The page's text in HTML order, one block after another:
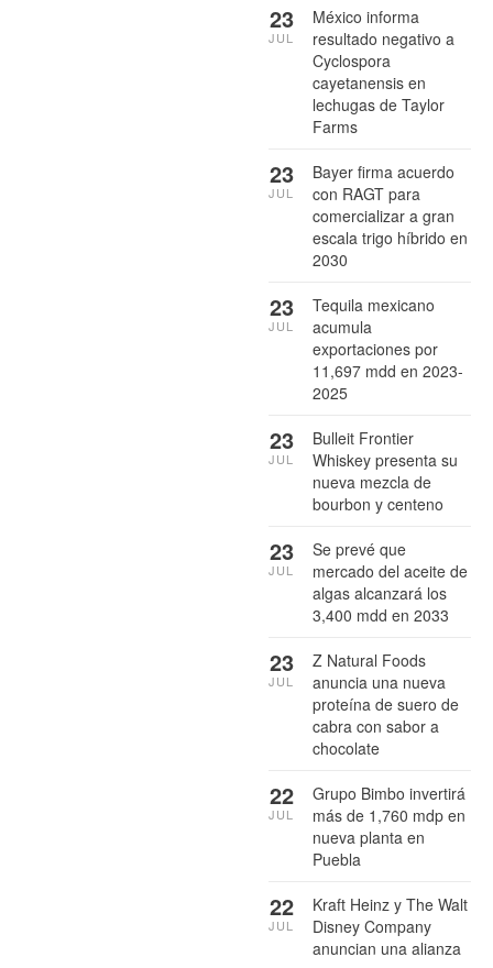
México informa
resultado negativo a
Cyclospora
cayetanensis en
lechugas de Taylor
Farms
23
JUL
Bayer firma acuerdo
con RAGT para
comercializar a gran
escala trigo híbrido en
2030
23
JUL
Tequila mexicano
acumula
exportaciones por
11,697 mdd en 2023-
2025
23
JUL
Bulleit Frontier
Whiskey presenta su
nueva mezcla de
bourbon y centeno
23
JUL
Se prevé que
mercado del aceite de
algas alcanzará los
3,400 mdd en 2033
23
JUL
Z Natural Foods
anuncia una nueva
proteína de suero de
cabra con sabor a
chocolate
23
JUL
Grupo Bimbo invertirá
más de 1,760 mdp en
nueva planta en
Puebla
22
JUL
Kraft Heinz y The Walt
Disney Company
anuncian una alianza
22
JUL